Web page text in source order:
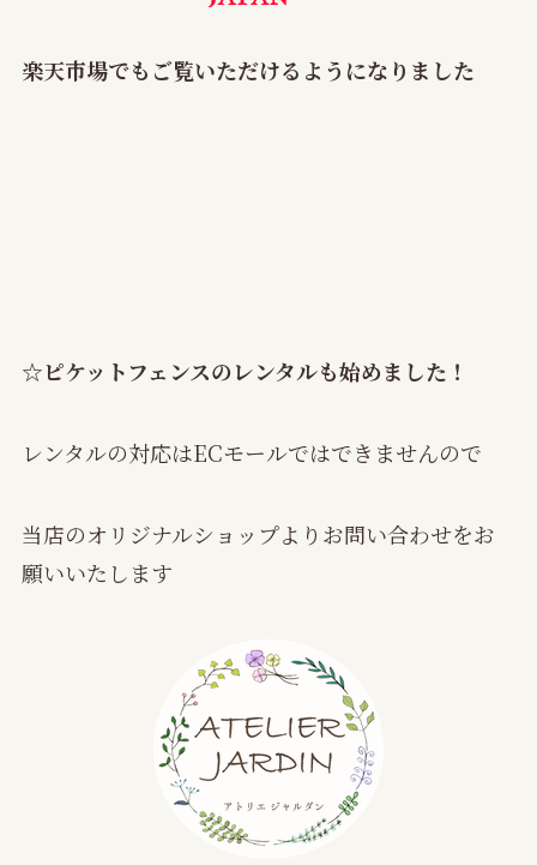
楽天市場でもご覧いただけるようになりました
☆ピケットフェンスのレンタルも始めました！
レンタルの対応はECモールではできませんので
当店のオリジナルショップよりお問い合わせをお
願いいたします